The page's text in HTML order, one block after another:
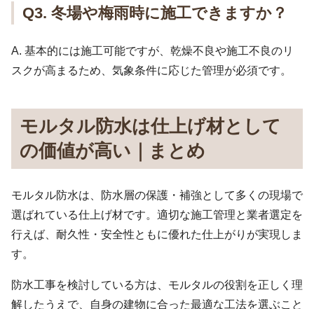
Q3. 冬場や梅雨時に施工できますか？
A. 基本的には施工可能ですが、乾燥不良や施工不良のリ
スクが高まるため、気象条件に応じた管理が必須です。
モルタル防水は仕上げ材として
の価値が高い｜まとめ
モルタル防水は、防水層の保護・補強として多くの現場で
選ばれている仕上げ材です。適切な施工管理と業者選定を
行えば、耐久性・安全性ともに優れた仕上がりが実現しま
す。
防水工事を検討している方は、モルタルの役割を正しく理
解したうえで、自身の建物に合った最適な工法を選ぶこと